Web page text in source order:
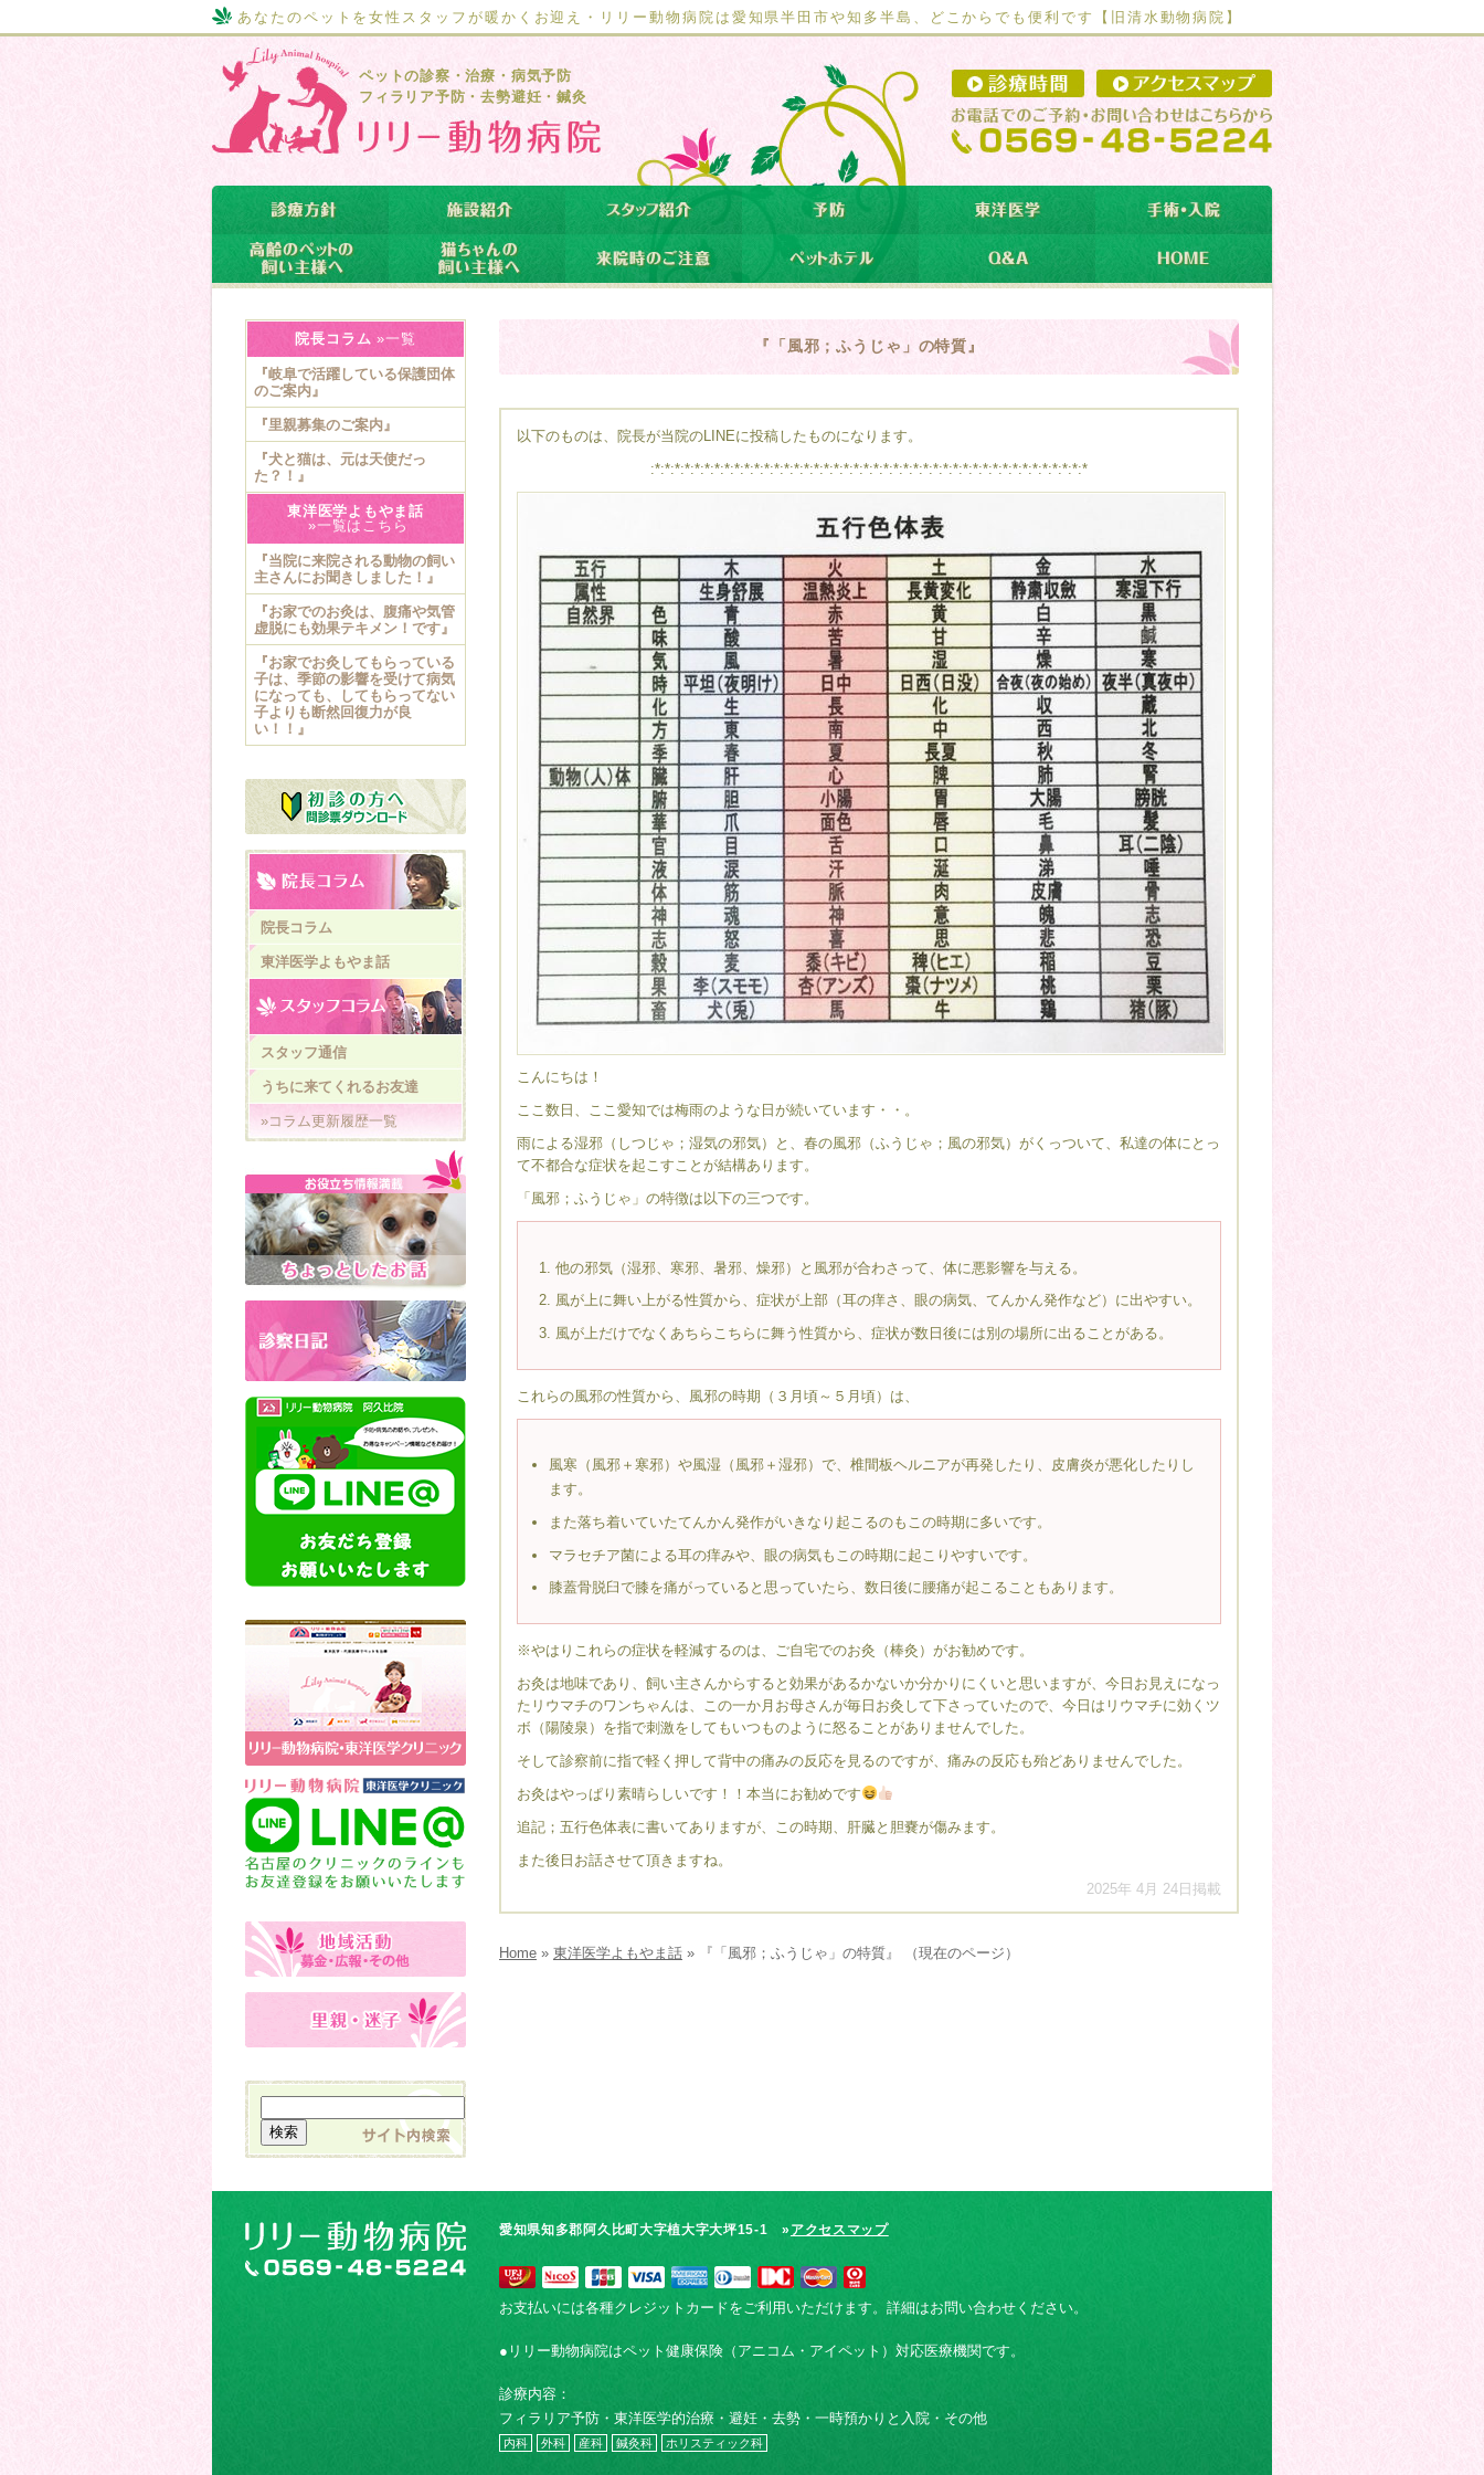
あなたのペットを女性スタッフが暖かくお迎え・リリー動物病院は愛知県半田市や知多半島、どこからでも便利です【 旧清水動物病院】
ペットの診察・治療・病気予防
フィラリア予防・去勢避妊・鍼灸
『「風邪；ふうじゃ」の特質』
以下のものは、院長が当院のLINEに投稿したものになります。
:*:*:*:*:*:*:*:*:*:*:*:*:*:*:*:*:*:*:*:*:*:*:*:*:*:*:*:*:*:*:*:*:*:*:*:*:*:*:*:*:*:*:*:*
こんにちは！
ここ数日、ここ愛知では梅雨のような日が続いています・・。
雨による湿邪（しつじゃ；湿気の邪気）と、春の風邪（ふうじゃ；風の邪気）がくっついて、私達の体にとっ
て不都合な症状を起こすことが結構あります。
「風邪；ふうじゃ」の特徴は以下の三つです。
他の邪気（湿邪、寒邪、暑邪、燥邪）と風邪が合わさって、体に悪影響を与える。
風が上に舞い上がる性質から、症状が上部（耳の痒さ、眼の病気、てんかん発作など）に出やすい。
風が上だけでなくあちらこちらに舞う性質から、症状が数日後には別の場所に出ることがある。
これらの風邪の性質から、風邪の時期（３月頃～５月頃）は、
風寒（風邪＋寒邪）や風湿（風邪＋湿邪）で、椎間板ヘルニアが再発したり、皮膚炎が悪化したりし
ます。
また落ち着いていたてんかん発作がいきなり起こるのもこの時期に多いです。
マラセチア菌による耳の痒みや、眼の病気もこの時期に起こりやすいです。
膝蓋骨脱臼で膝を痛がっていると思っていたら、数日後に腰痛が起こることもあります。
※やはりこれらの症状を軽減するのは、ご自宅でのお灸（棒灸）がお勧めです。
お灸は地味であり、飼い主さんからすると効果があるかないか分かりにくいと思いますが、今日お見えになっ
たリウマチのワンちゃんは、この一か月お母さんが毎日お灸して下さっていたので、今日はリウマチに効くツ
ボ（陽陵泉）を指で刺激をしてもいつものように怒ることがありませんでした。
そして診察前に指で軽く押して背中の痛みの反応を見るのですが、痛みの反応も殆どありませんでした。
お灸はやっぱり素晴らしいです！！本当にお勧めです
追記；五行色体表に書いてありますが、この時期、肝臓と胆嚢が傷みます。
また後日お話させて頂きますね。
2025年 4月 24日掲載
Home » 東洋医学よもやま話 » 『「風邪；ふうじゃ」の特質』 （現在のページ）
院長コラム »一覧
『岐阜で活躍している保護団体
のご案内』
『里親募集のご案内』
『犬と猫は、元は天使だっ
た？！』
東洋医学よもやま話
»一覧はこちら
『当院に来院される動物の飼い
主さんにお聞きしました！』
『お家でのお灸は、腹痛や気管
虚脱にも効果テキメン！です』
『お家でお灸してもらっている
子は、季節の影響を受けて病気
になっても、してもらってない
子よりも断然回復力が良
い！！』
院長コラム
東洋医学よもやま話
スタッフ通信
うちに来てくれるお友達
»コラム更新履歴一覧
愛知県知多郡阿久比町大字植大字大坪15-1 »アクセスマップ
お支払いには各種クレジットカードをご利用いただけます。詳細はお問い合わせください。
●リリー動物病院はペット健康保険（アニコム・アイペット）対応医療機関です。
診療内容：
フィラリア予防・東洋医学的治療・避妊・去勢・一時預かりと入院・その他
内科 外科 産科 鍼灸科 ホリスティック科